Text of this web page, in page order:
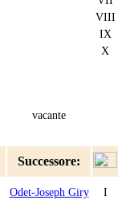
VIII
IX
X
vacante
Successore:
Odet-Joseph Giry I